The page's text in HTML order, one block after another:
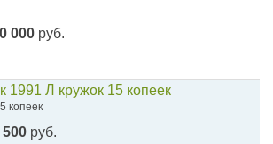
000 руб.
1991 Л кружок 15 копеек
копеек
500 руб.